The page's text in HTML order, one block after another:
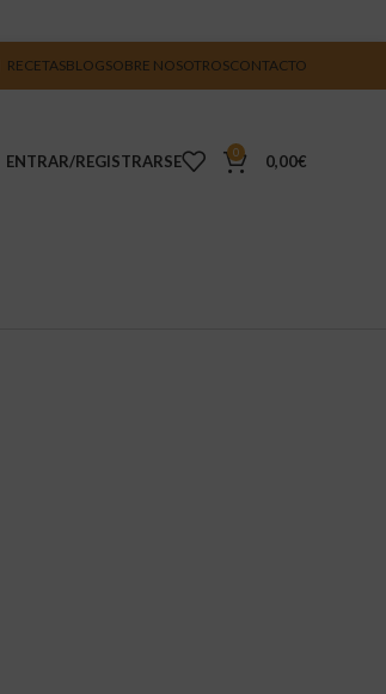
RECETASBLOGSOBRE NOSOTROSCONTACTO
ENTRAR/REGISTRARSE 0 0,00€